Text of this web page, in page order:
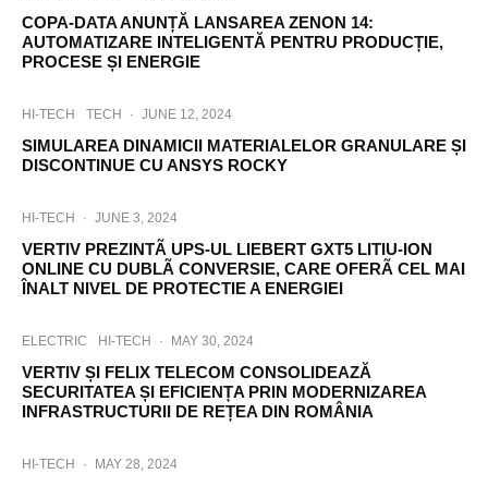
COPA-DATA ANUNȚĂ LANSAREA ZENON 14:
AUTOMATIZARE INTELIGENTĂ PENTRU PRODUCȚIE,
PROCESE ȘI ENERGIE
HI-TECH TECH · JUNE 12, 2024
SIMULAREA DINAMICII MATERIALELOR GRANULARE ȘI
DISCONTINUE CU ANSYS ROCKY
HI-TECH · JUNE 3, 2024
VERTIV PREZINTÃ UPS-UL LIEBERT GXT5 LITIU-ION
ONLINE CU DUBLÃ CONVERSIE, CARE OFERÃ CEL MAI
ÎNALT NIVEL DE PROTECTIE A ENERGIEI
ELECTRIC HI-TECH · MAY 30, 2024
VERTIV ȘI FELIX TELECOM CONSOLIDEAZĂ
SECURITATEA ȘI EFICIENȚA PRIN MODERNIZAREA
INFRASTRUCTURII DE REȚEA DIN ROMÂNIA
HI-TECH · MAY 28, 2024